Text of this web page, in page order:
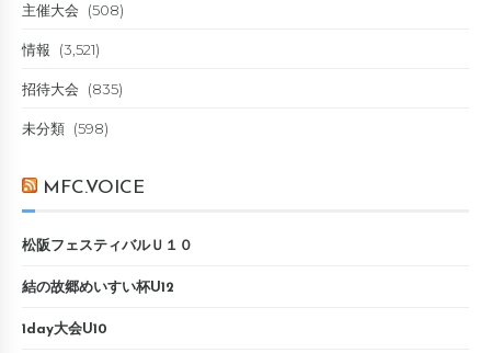
主催大会 (508)
情報 (3,521)
招待大会 (835)
未分類 (598)
MFC.VOICE
松阪フェスティバルＵ１０
結の故郷めいすい杯U12
1day大会U10